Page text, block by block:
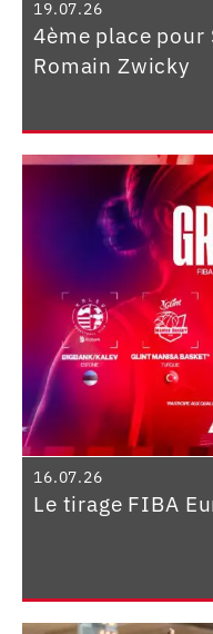
19.07.26
4ème place pour
Romain Zwicky
16.07.26
Le tirage FIBA